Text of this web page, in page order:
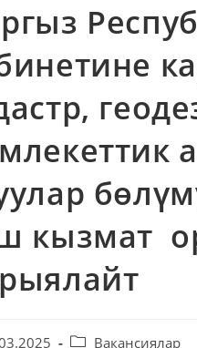
кызмат
Вакансиялар